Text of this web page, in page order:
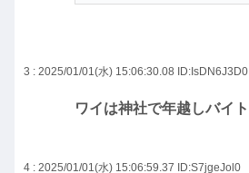
3 : 2025/01/01(水) 15:06:30.08 ID:IsDN6J3D0
ワイは神社で年越しバイト
4 : 2025/01/01(水) 15:06:59.37 ID:S7jgeJol0